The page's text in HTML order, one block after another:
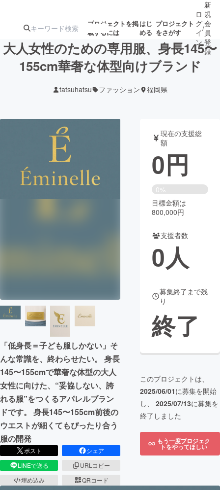
プロジェクトを掲
載するには
はじ
める
プロジェクト
をさがす
ターン
ジェクト
募集終了が近いプ
ロジェクト
アート・写真 音楽
テクノロジー・ガジェット ゲーム・サ
映像・映画 書籍・雑誌
チャレンジ
CAMPFIRE Creation
ロ
グ
イ
ン
/
新
規
会
員
登
録
大人女性のための専用服、身長145〜
155cm華奢な体型向けブランド
tatsuhatsu ファッション 福岡県
「低身長＝子ども服しかない」そ
んな常識を、終わらせたい。 身長
145〜155cmで華奢な体型の大人
女性に向けた、“妥協しない、誇
れる服”をつくるアパレルブラン
ドです。 身長145〜155cm前後の
ウエストが細くてもぴったり合う
服の開発
ポスト
シェア
LINEで送る
URLコピー
埋め込み
QRコード
現在の支援総
額
0円
0%
目標金額は
800,000円
支援者数
0人
募集終了まで残
り
終了
このプロジェクトは、
2025/06/01に募集を開始
し、 2025/07/13に募集を
終了しました
もう一度プロジェク
トをやってほしい